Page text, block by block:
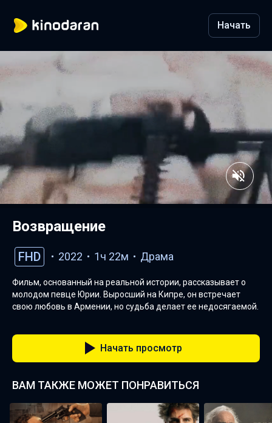
Начать
Возвращение
FHD 2022 1ч 22м Драма
Фильм, основанный на реальной истории, рассказывает о
молодом певце Юрии. Выросший на Кипре, он встречает
свою любовь в Армении, но судьба делает ее недосягаемой.
Начать просмотр
ВАМ ТАКЖЕ МОЖЕТ ПОНРАВИТЬСЯ